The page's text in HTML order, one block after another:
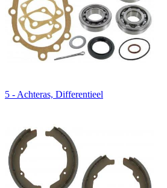
5 - Achteras, Differentieel